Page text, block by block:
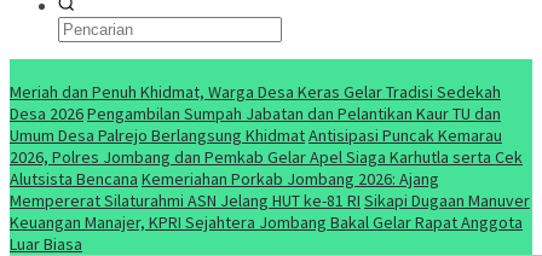
Meriah dan Penuh Khidmat, Warga Desa Keras Gelar Tradisi Sedekah
Desa 2026Pengambilan Sumpah Jabatan dan Pelantikan Kaur TU dan
Umum Desa Palrejo Berlangsung KhidmatAntisipasi Puncak Kemarau
2026, Polres Jombang dan Pemkab Gelar Apel Siaga Karhutla serta Cek
Alutsista Bencana Kemeriahan Porkab Jombang 2026: Ajang
Mempererat Silaturahmi ASN Jelang HUT ke-81 RI Sikapi Dugaan Manuver
Keuangan Manajer, KPRI Sejahtera Jombang Bakal Gelar Rapat Anggota
Luar Biasa